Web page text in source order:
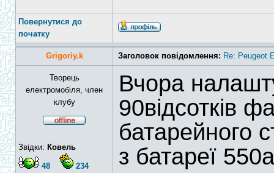
Повернутися до
початку
Grigoriy.k Заголовок повідомлення: Re: Peugeot
Творець
електромобіля, член
клубу
Звідки: Ковель
48
234
Вчора
90відсотків
батарейного
з батареї